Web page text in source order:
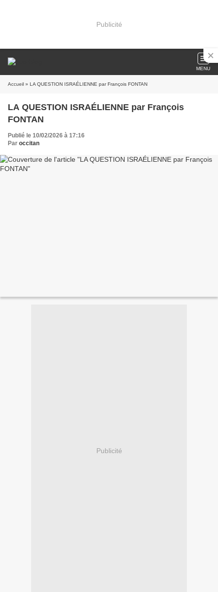
Publicité
MENU
Accueil » LA QUESTION ISRAÉLIENNE par François FONTAN
LA QUESTION ISRAÉLIENNE par François
FONTAN
Publié le 10/02/2026 à 17:16
Par occitan
Publicité